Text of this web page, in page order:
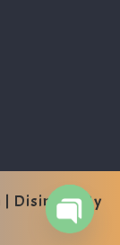
Disinged By